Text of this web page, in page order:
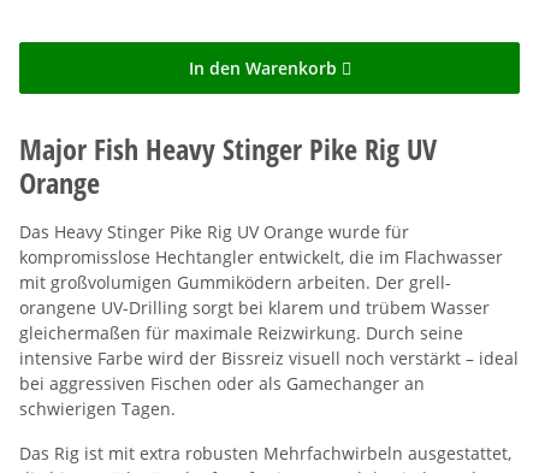
In den Warenkorb
Major Fish Heavy Stinger Pike Rig UV
Orange
Das Heavy Stinger Pike Rig UV Orange wurde für
kompromisslose Hechtangler entwickelt, die im Flachwasser
mit großvolumigen Gummiködern arbeiten. Der grell-
orangene UV-Drilling sorgt bei klarem und trübem Wasser
gleichermaßen für maximale Reizwirkung. Durch seine
intensive Farbe wird der Bissreiz visuell noch verstärkt – ideal
bei aggressiven Fischen oder als Gamechanger an
schwierigen Tagen.
Das Rig ist mit extra robusten Mehrfachwirbeln ausgestattet,